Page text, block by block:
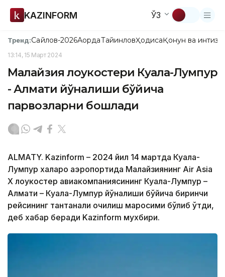
KAZINFORM ЎЗ
Тренд:Сайлов-2026АқордаТайинловҲодисаҚонун ва
13:14, 15 Март 2024
Малайзия лоукостери Куала-Лумпур
- Алмати йўналиши бўйича
парвозларни бошлади
ALMATY. Kazinform – 2024 йил 14 мартда Куала-
Лумпур халқаро аэропортида Малайзиянинг Air Asia
X лоукостер авиакомпаниясининг Куала-Лумпур –
Алмати – Куала-Лумпур йўналиши бўйича биринчи
рейсининг тантанали очилиш маросими бўлиб ўтди,
деб хабар беради Kazinform мухбири.